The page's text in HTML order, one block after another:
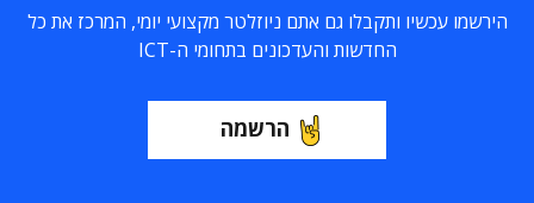
הירשמו עכשיו ותקבלו גם אתם ניוזלטר מקצועי יומי, המרכז את כל
החדשות והעדכונים בתחומי ה-ICT
הרשמה